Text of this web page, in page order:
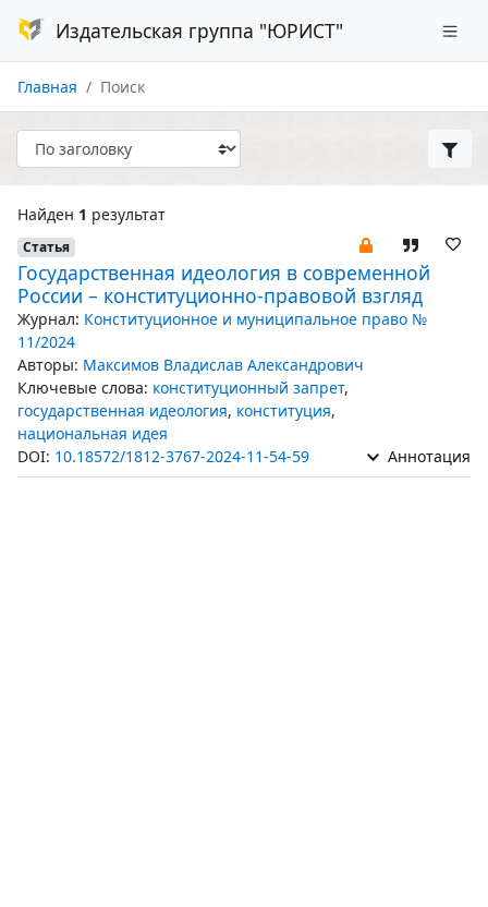
Издательская группа "ЮРИСТ"
Главная Поиск
Найден 1 результат
Статья
Государственная идеология в современной
России – конституционно-правовой взгляд
Журнал: Конституционное и муниципальное право №
11/2024
Авторы: Максимов Владислав Александрович
Ключевые слова: конституционный запрет,
государственная идеология, конституция,
национальная идея
DOI: 10.18572/1812-3767-2024-11-54-59 Аннотация